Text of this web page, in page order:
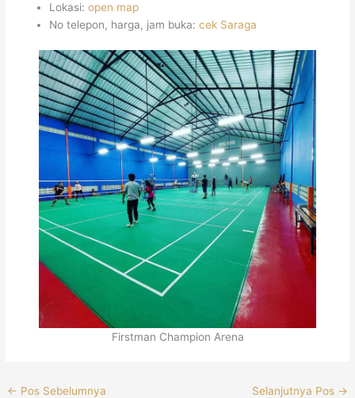
Lokasi:open map
No telepon, harga, jam buka:cek Saraga
Firstman Champion Arena
← Pos Sebelumnya Selanjutnya Pos →